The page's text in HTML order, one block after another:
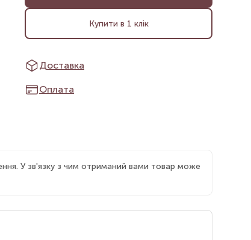
Купити в 1 клік
Доставка
Оплата
У зв'язку з чим отриманий вами товар може